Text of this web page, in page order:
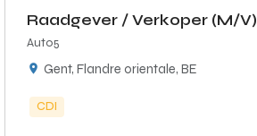
Raadgever / Verkoper (M/V)
Auto5
Gent, Flandre orientale, BE
CDI